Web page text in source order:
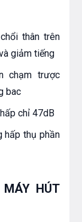
thân trên
giảm tiếng
chạm trược
bac
chỉ 47dB
hấp thụ phần
MÁY HÚT